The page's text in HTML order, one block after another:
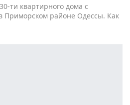
ти квартирного дома с
Приморском районе Одессы. Как